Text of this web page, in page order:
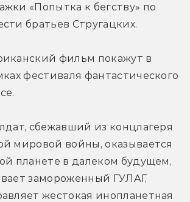
«Попытка к бегству» по
братьев Стругацких.
фильм покажут в
фестиваля фантастического
сбежавший из концлагеря
мировой войны, оказывается
планете в далеком будущем,
замороженный ГУЛАГ,
жестокая инопланетная